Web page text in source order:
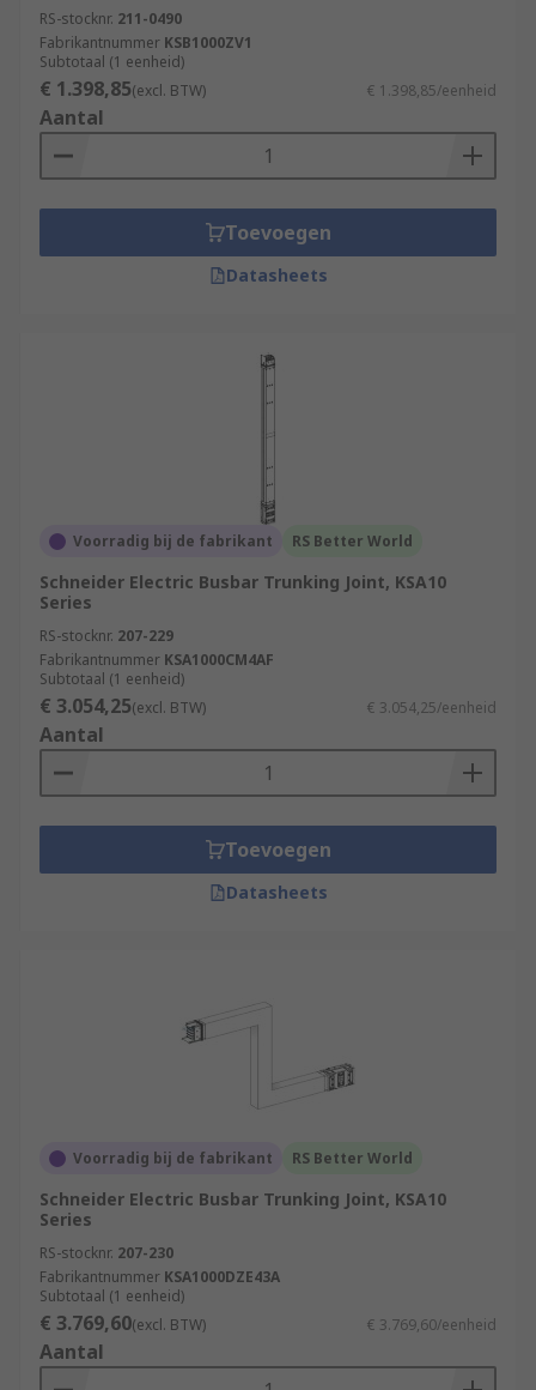
RS-stocknr. 211-0490
Fabrikantnummer KSB1000ZV1
Subtotaal (1 eenheid)
€ 1.398,85(excl. BTW) € 1.398,85/eenheid
Aantal
Toevoegen
Datasheets
Voorradig bij de fabrikant RS Better World
Schneider Electric Busbar Trunking Joint, KSA10
Series
RS-stocknr. 207-229
Fabrikantnummer KSA1000CM4AF
Subtotaal (1 eenheid)
€ 3.054,25(excl. BTW) € 3.054,25/eenheid
Aantal
Toevoegen
Datasheets
Voorradig bij de fabrikant RS Better World
Schneider Electric Busbar Trunking Joint, KSA10
Series
RS-stocknr. 207-230
Fabrikantnummer KSA1000DZE43A
Subtotaal (1 eenheid)
€ 3.769,60(excl. BTW) € 3.769,60/eenheid
Aantal